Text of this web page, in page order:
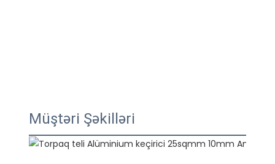
Müştəri Şəkilləri